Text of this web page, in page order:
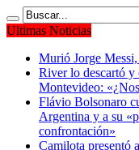
Ultimas Noticias
Murió Jorge
River lo descartó y
Montevideo:
Flávio Bolsonaro
Argentina y a su
confrontación»
Camilota presentó